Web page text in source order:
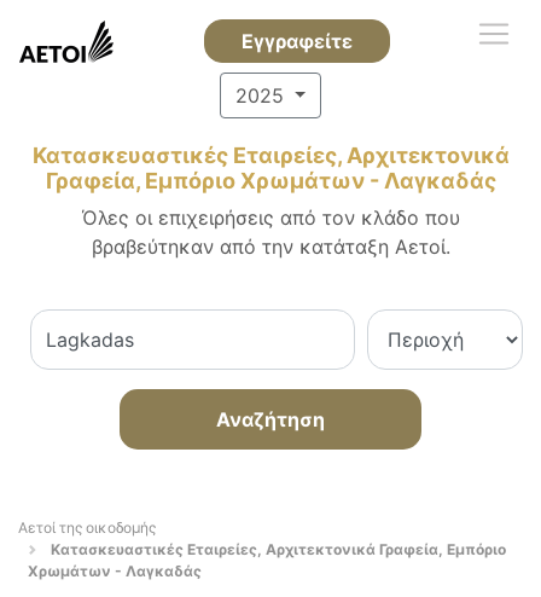
Εγγραφείτε
2025
Κατασκευαστικές Εταιρείες, Αρχιτεκτονικά
Γραφεία, Εμπόριο Χρωμάτων - Λαγκαδάς
Όλες οι επιχειρήσεις από τον κλάδο που
βραβεύτηκαν από την κατάταξη Αετοί.
Αναζήτηση
Αετοί της οικοδομής
Κατασκευαστικές Εταιρείες, Αρχιτεκτονικά Γραφεία, Εμπόριο
Χρωμάτων - Λαγκαδάς